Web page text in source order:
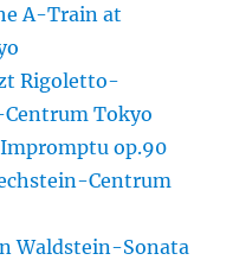
A-Train at
Rigoletto-
Tokyo
op.90
Centrum
Waldstein-Sonata